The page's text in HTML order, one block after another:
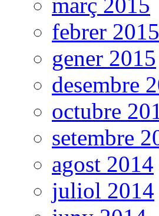
febrer 2015
gener 2015
desembre
octubre
setembre
agost 2014
juliol 2014